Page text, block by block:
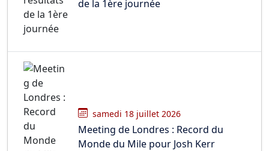
de la 1ère journée
samedi 18 juillet 2026
Meeting de Londres : Record du
Monde du Mile pour Josh Kerr